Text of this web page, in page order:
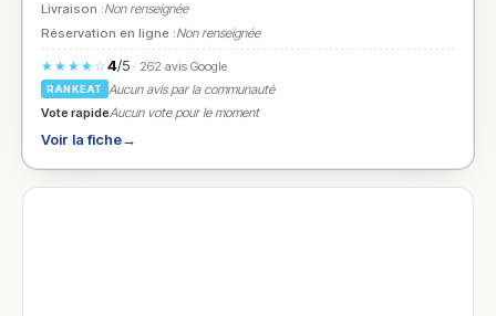
Livraison :Non renseignée
Réservation en ligne :Non renseignée
★★★★☆4/5· 262 avis Google
RANKEAT
Aucun avis par la communauté
Vote rapideAucun vote pour le moment
Voir la fiche→